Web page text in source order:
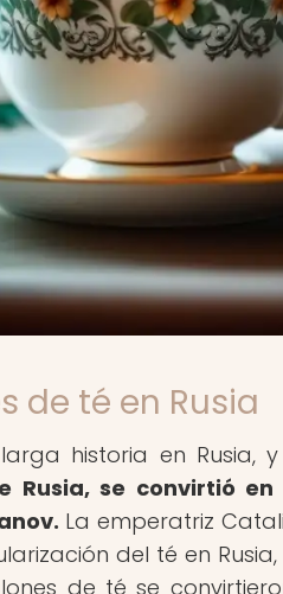
de té en Rusia
historia en Rusia,
Rusia, se convirtió
La emperatriz
del té en
de té se